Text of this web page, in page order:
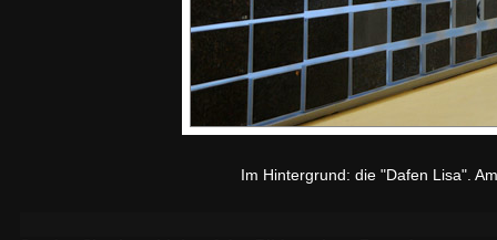
Im Hintergrund: die "Dafen Lisa".